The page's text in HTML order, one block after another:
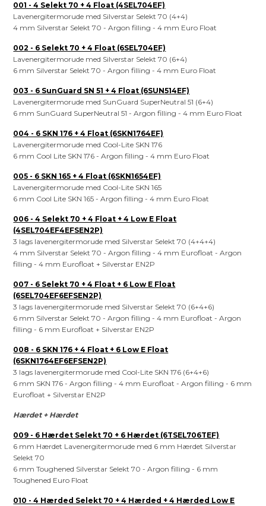
001 - 4 Selekt 70 + 4 Float (4SEL704EF)
Lavenergitermorude med Silverstar Selekt 70 (4+4)
4 mm Silverstar Selekt 70 - Argon filling - 4 mm Euro Float
002 - 6 Selekt 70 + 4 Float (6SEL704EF)
Lavenergitermorude med Silverstar Selekt 70 (6+4)
6 mm Silverstar Selekt 70 - Argon filling - 4 mm Euro Float
003 - 6 SunGuard SN 51 + 4 Float (6SUN514EF)
Lavenergitermorude med SunGuard SuperNeutral 51 (6+4)
6 mm SunGuard SuperNeutral 51 - Argon filling - 4 mm Euro Float
004 - 6 SKN 176 + 4 Float (6SKN1764EF)
Lavenergitermorude med Cool-Lite SKN 176
6 mm Cool Lite SKN 176 - Argon filling - 4 mm Euro Float
005 - 6 SKN 165 + 4 Float (6SKN1654EF)
Lavenergitermorude med Cool-Lite SKN 165
6 mm Cool Lite SKN 165 - Argon filling - 4 mm Euro Float
006 - 4 Selekt 70 + 4 Float + 4 Low E Float
(4SEL704EF4EFSEN2P)
3 lags lavenergitermorude med Silverstar Selekt 70 (4+4+4)
4 mm Silverstar Selekt 70 - Argon filling - 4 mm Eurofloat - Argon
filling - 4 mm Eurofloat + Silverstar EN2P
007 - 6 Selekt 70 + 4 Float + 6 Low E Float
(6SEL704EF6EFSEN2P)
3 lags lavenergitermorude med Silverstar Selekt 70 (6+4+6)
6 mm Silverstar Selekt 70 - Argon filling - 4 mm Eurofloat - Argon
filling - 6 mm Eurofloat + Silverstar EN2P
008 - 6 SKN 176 + 4 Float + 6 Low E Float
(6SKN1764EF6EFSEN2P)
3 lags lavenergitermorude med Cool-Lite SKN 176 (6+4+6)
6 mm SKN 176 - Argon filling - 4 mm Eurofloat - Argon filling - 6 mm
Eurofloat + Silverstar EN2P
Hærdet + Hærdet
009 - 6 Hærdet Selekt 70 + 6 Hærdet (6TSEL706TEF)
6 mm Hærdet Lavenergitermorude med 6 mm Hærdet Silverstar
Selekt 70
6 mm Toughened Silverstar Selekt 70 - Argon filling - 6 mm
Toughened Euro Float
010 - 4 Hærded Selekt 70 + 4 Hærded + 4 Hærded Low E